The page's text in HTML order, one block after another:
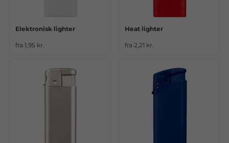
Elektronisk lighter
fra 1,95 kr.
Heat lighter
fra 2,21 kr.